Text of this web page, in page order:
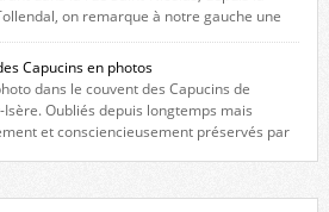
on remarque à notre gauche une
Les deux façades sont ornées de
Entre ces deux étages, on peut voir une
de la Vierge. […]
Capucins en photos
dans le couvent des Capucins de
Isère. Oubliés depuis longtemps mais
et consciencieusement préservés par
de vestiges du couvent des Capucins ! Petit